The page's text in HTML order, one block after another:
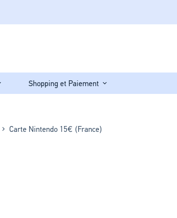
Shopping et Paiement
Carte Nintendo 15€ (France)